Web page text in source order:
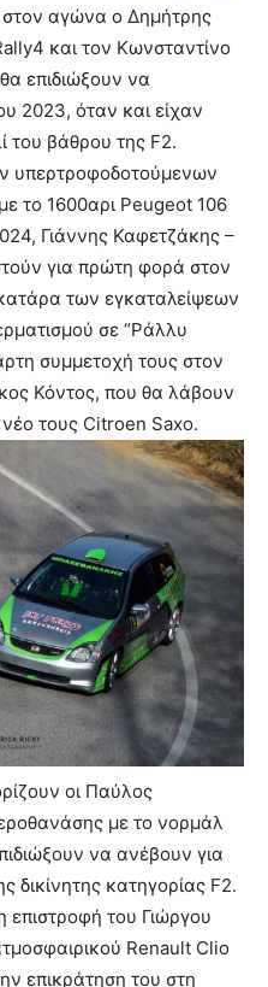
στον αγώνα ο Δημήτρης
και τον Κωνσταντίνο
επιδιώξουν να
2023, όταν και είχαν
του βάθρου της F2.
υπερτροφοδοτούμενων
το 1600αρι Peugeot 106
Γιάννης Καφετζάκης –
για πρώτη φορά στον
των εγκαταλείψεων
σε “Ράλλυ
συμμετοχή τους στον
Κόντος, που θα λάβουν
τους Citroen Saxo.
οι Παύλος
με το νορμάλ
να ανέβουν για
δικίνητης κατηγορίας F2.
του Γιώργου
Renault Clio
επικράτηση του στη